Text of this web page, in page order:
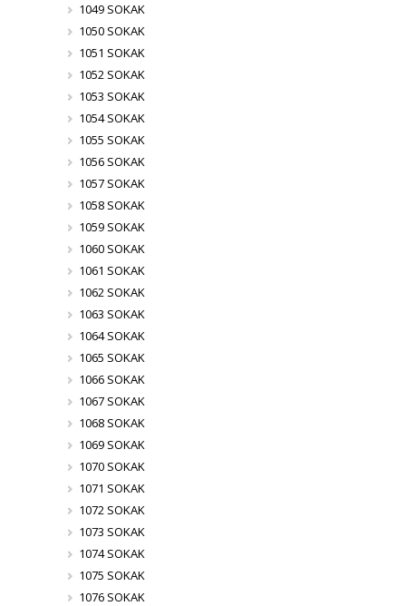
1049 SOKAK
1050 SOKAK
1051 SOKAK
1052 SOKAK
1053 SOKAK
1054 SOKAK
1055 SOKAK
1056 SOKAK
1057 SOKAK
1058 SOKAK
1059 SOKAK
1060 SOKAK
1061 SOKAK
1062 SOKAK
1063 SOKAK
1064 SOKAK
1065 SOKAK
1066 SOKAK
1067 SOKAK
1068 SOKAK
1069 SOKAK
1070 SOKAK
1071 SOKAK
1072 SOKAK
1073 SOKAK
1074 SOKAK
1075 SOKAK
1076 SOKAK